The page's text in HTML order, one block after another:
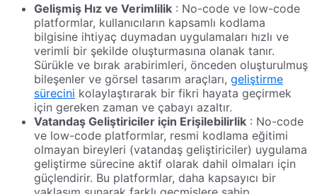
Gelişmiş Hız ve Verimlilik : No-code ve low-code
platformlar, kullanıcıların kapsamlı kodlama
bilgisine ihtiyaç duymadan uygulamaları hızlı ve
verimli bir şekilde oluşturmasına olanak tanır.
Sürükle ve bırak arabirimleri, önceden oluşturulmuş
bileşenler ve görsel tasarım araçları, geliştirme
sürecini kolaylaştırarak bir fikri hayata geçirmek
için gereken zaman ve çabayı azaltır.
Vatandaş Geliştiriciler için Erişilebilirlik : No-code
ve low-code platformlar, resmi kodlama eğitimi
olmayan bireyleri (vatandaş geliştiriciler) uygulama
geliştirme sürecine aktif olarak dahil olmaları için
güçlendirir. Bu platformlar, daha kapsayıcı bir